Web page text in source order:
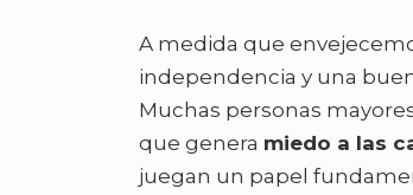
A medida que
independencia y una
Muchas personas
que genera miedo a las
juegan un papel